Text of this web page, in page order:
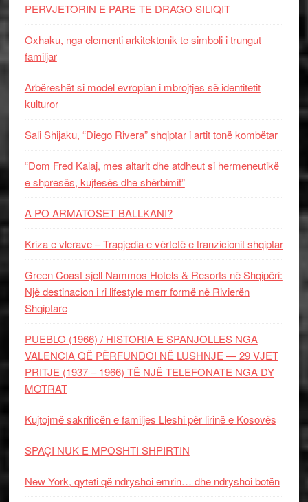
PERVJETORIN E PARE TE DRAGO SILIQIT
Oxhaku, nga elementi arkitektonik te simboli i trungut
familjar
Arbëreshët si model evropian i mbrojtjes së identitetit
kulturor
Sali Shijaku, “Diego Rivera” shqiptar i artit tonë kombëtar
“Dom Fred Kalaj, mes altarit dhe atdheut si hermeneutikë
e shpresës, kujtesës dhe shërbimit”
A PO ARMATOSET BALLKANI?
Kriza e vlerave – Tragjedia e vërtetë e tranzicionit shqiptar
Green Coast sjell Nammos Hotels & Resorts në Shqipëri:
Një destinacion i ri lifestyle merr formë në Rivierën
Shqiptare
PUEBLO (1966) / HISTORIA E SPANJOLLES NGA
VALENCIA QË PËRFUNDOI NË LUSHNJE — 29 VJET
PRITJE (1937 – 1966) TË NJË TELEFONATE NGA DY
MOTRAT
Kujtojmë sakrificën e familjes Lleshi për lirinë e Kosovës
SPAÇI NUK E MPOSHTI SHPIRTIN
New York, qyteti që ndryshoi emrin… dhe ndryshoi botën